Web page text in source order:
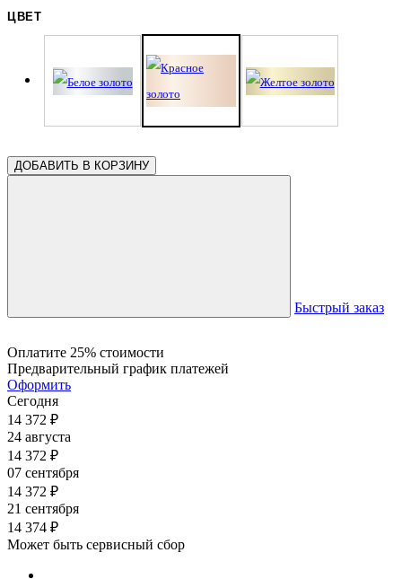
ЦВЕТ
ДОБАВИТЬ В КОРЗИНУ
Быстрый заказ
Оплатите 25% стоимости
Предварительный график платежей
Оформить
Сегодня
14 372 ₽
24 августа
14 372 ₽
07 сентября
14 372 ₽
21 сентября
14 374 ₽
Может быть сервисный сбор